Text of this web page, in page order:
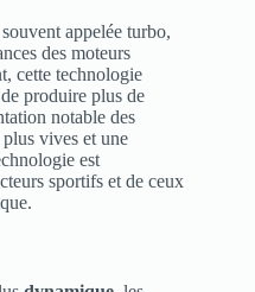
souvent appelée turbo,
des moteurs
cette technologie
produire plus de
notable des
vives et une
est
sportifs et de ceux